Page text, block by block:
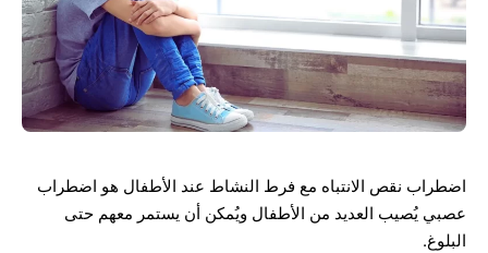
اضطراب نقص الانتباه مع فرط النشاط عند الأطفال هو اضطراب
عصبي يُصيب العديد من الأطفال ويُمكن أن يستمر معهم حتى
البلوغ.